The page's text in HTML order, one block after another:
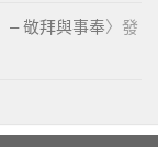
– 敬拜與事奉〉發